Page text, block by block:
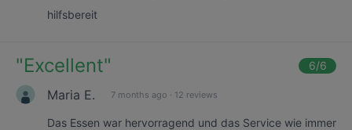
hilfsbereit
"Excellent" 6/6
Maria E. 7 months ago · 12 reviews
Das Essen war hervorragend und das Service wie immer